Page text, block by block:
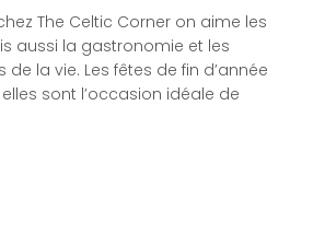
The Celtic Corner on aime les
aussi la gastronomie et les
la vie. Les fêtes de fin d’année
sont l’occasion idéale de